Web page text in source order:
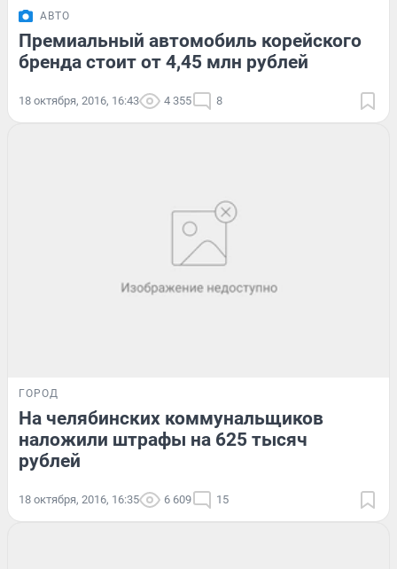
АВТО
Премиальный автомобиль корейского
бренда стоит от 4,45 млн рублей
18 октября, 2016, 16:43 4 355 8
ГОРОД
На челябинских коммунальщиков
наложили штрафы на 625 тысяч
рублей
18 октября, 2016, 16:35 6 609 15